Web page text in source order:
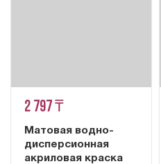
2 797 ₸
Матовая водно-
дисперсионная
акриловая краска